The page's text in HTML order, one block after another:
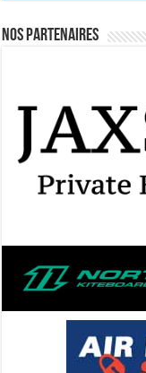
Nos Partenaires